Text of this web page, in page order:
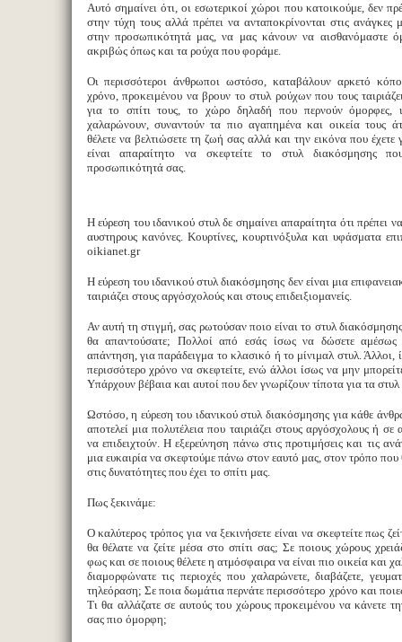
Αυτό σημαίνει ότι, οι εσωτερικοί χώροι που κατοικούμε, δεν
στην τύχη τους αλλά πρέπει να ανταποκρίνονται στις ανάγκες
στην προσωπικότητά μας, να μας κάνουν να αισθανόμαστε
ακριβώς όπως και τα ρούχα που φοράμε.
Οι περισσότεροι άνθρωποι ωστόσο, καταβάλουν αρκετό
χρόνο, προκειμένου να βρουν το στυλ ρούχων που τους
για το σπίτι τους, το χώρο δηλαδή που περνούν όμορφες,
χαλαρώνουν, συναντούν τα πιο αγαπημένα και οικεία τους
θέλετε να βελτιώσετε τη ζωή σας αλλά και την εικόνα που έχετε
είναι απαραίτητο να σκεφτείτε το στυλ διακόσμησης
προσωπικότητά σας.
Η εύρεση του ιδανικού στυλ δε σημαίνει απαραίτητα ότι πρέπει
αυστηρους κανόνες. Κουρτίνες, κουρτινόξυλα και υφάσματα
oikianet.gr
Η εύρεση του ιδανικού στυλ διακόσμησης δεν είναι μια
ταιριάζει στους αργόσχολούς και στους επιδειξιομανείς.
Αν αυτή τη στιγμή, σας ρωτούσαν ποιο είναι το στυλ
θα απαντούσατε; Πολλοί από εσάς ίσως να δώσετε αμέσως
απάντηση, για παράδειγμα το κλασικό ή το μίνιμαλ στυλ. Άλλοι,
περισσότερο χρόνο να σκεφτείτε, ενώ άλλοι ίσως να μην
Υπάρχουν βέβαια και αυτοί που δεν γνωρίζουν τίποτα για τα
Ωστόσο, η εύρεση του ιδανικού στυλ διακόσμησης για κάθε
αποτελεί μια πολυτέλεια που ταιριάζει στους αργόσχολους ή σε
να επιδειχτούν. Η εξερεύνηση πάνω στις προτιμήσεις και τις
μια ευκαιρία να σκεφτούμε πάνω στον εαυτό μας, στον τρόπο που
στις δυνατότητες που έχει το σπίτι μας.
Πως ξεκινάμε:
Ο καλύτερος τρόπος για να ξεκινήσετε είναι να σκεφτείτε πως
θα θέλατε να ζείτε μέσα στο σπίτι σας; Σε ποιους χώρους
φως και σε ποιους θέλετε η ατμόσφαιρα να είναι πιο οικεία και
διαμορφώνατε τις περιοχές που χαλαρώνετε, διαβάζετε,
τηλεόραση; Σε ποια δωμάτια περνάτε περισσότερο χρόνο και
Τι θα αλλάζατε σε αυτούς του χώρους προκειμένου να κάνετε
σας πιο όμορφη;